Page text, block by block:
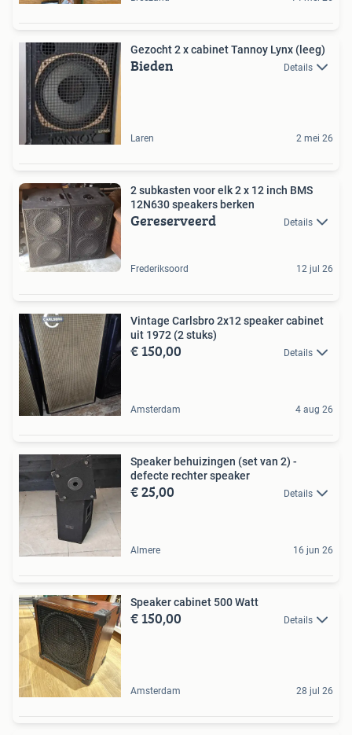
Gezocht 2 x cabinet Tannoy Lynx (leeg)
Bieden Details
Laren 2 mei 26
2 subkasten voor elk 2 x 12 inch BMS
12N630 speakers berken
Gereserveerd Details
Frederiksoord 12 jul 26
Vintage Carlsbro 2x12 speaker cabinet
uit 1972 (2 stuks)
€ 150,00 Details
Amsterdam 4 aug 26
Speaker behuizingen (set van 2) -
defecte rechter speaker
€ 25,00 Details
Almere 16 jun 26
Speaker cabinet 500 Watt
€ 150,00 Details
Amsterdam 28 jul 26